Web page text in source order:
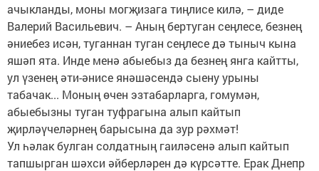
ачыкланды, моны могҗизага тиңлисе килә, – диде
Валерий Васильевич. – Аның бертуган сеңлесе, безнең
әниебез исән, туганнан туган сеңлесе дә тыныч кына
яшәп ята. Инде менә абыебыз да безнең янга кайтты,
ул үзенең әти-әнисе янәшәсендә сыену урыны
табачак... Моның өчен эзтабарларга, гомумән,
абыебызны туган туфрагына алып кайтып
җирләүчеләрнең барысына да зур рәхмәт!
Ул һәлак булган солдатның гаиләсенә алып кайтып
тапшырган шәхси әйберләрен дә күрсәтте. Ерак Днепр